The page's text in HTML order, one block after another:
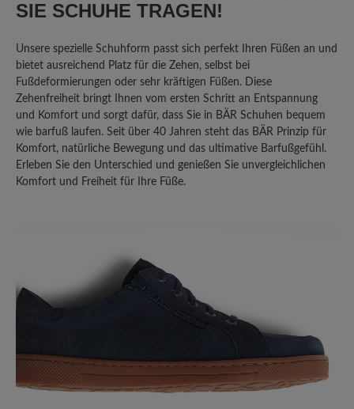
Bewerten Sie dieses Produkt!
Teilen Sie Ihre Erfahrungen mit anderen
Kunden.
Bewertung schreiben
3. August 2025 18:54
Bewertung mit 5 von 5 Sternen
Ein sehr bequemer Schuh. Dank
SIE SCHUHE TRAGEN!
Unsere spezielle Schuhform passt sich perfekt Ihren Füßen an und
bietet ausreichend Platz für die Zehen, selbst bei
Fußdeformierungen oder sehr kräftigen Füßen. Diese
Zehenfreiheit bringt Ihnen vom ersten Schritt an Entspannung
und Komfort und sorgt dafür, dass Sie in BÄR Schuhen bequem
wie barfuß laufen. Seit über 40 Jahren steht das BÄR Prinzip für
Komfort, natürliche Bewegung und das ultimative Barfußgefühl.
Erleben Sie den Unterschied und genießen Sie unvergleichlichen
Komfort und Freiheit für Ihre Füße.